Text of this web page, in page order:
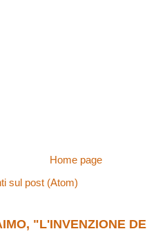
Home page
sul post (Atom)
"L'INVENZIONE